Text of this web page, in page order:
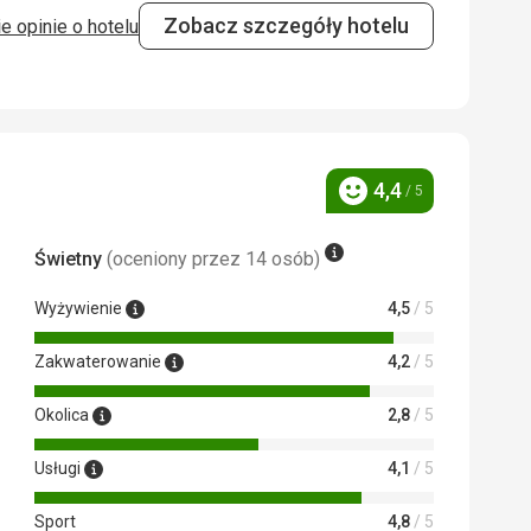
5,0/ 5
Zobacz szczegóły hotelu
opinie o hotelu
Ocena
4,4 / 5
Świetny (oceniony przez 14 osób)
Wyżywienie 4,5/ 5
Zakwaterowanie 4,2/ 5
Okolica 2,8/ 5
Usługi 4,1 / 5
Sport 4,8/ 5